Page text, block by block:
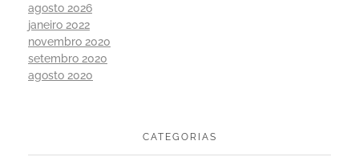
agosto 2026
janeiro 2022
novembro 2020
setembro 2020
agosto 2020
CATEGORIAS